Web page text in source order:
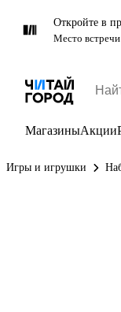
Откройте в
Место
МагазиныАкции
Игры и игрушки